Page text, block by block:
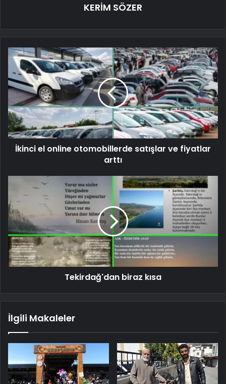
KERİM SÖZER
İkinci el online otomobillerde satışlar ve fiyatlar
arttı
Tekirdağ'dan biraz kısa
İlgili Makaleler